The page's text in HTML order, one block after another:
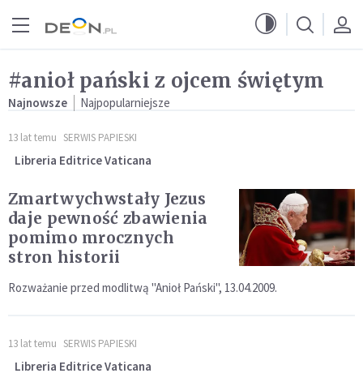
#anioł pański z ojcem świętym
Najnowsze Najpopularniejsze
13 lat temu SERWIS PAPIESKI
Libreria Editrice Vaticana
Zmartwychwstały Jezus
daje pewność zbawienia
pomimo mrocznych
stron historii
Rozważanie przed modlitwą "Anioł Pański", 13.04.2009.
13 lat temu SERWIS PAPIESKI
Libreria Editrice Vaticana